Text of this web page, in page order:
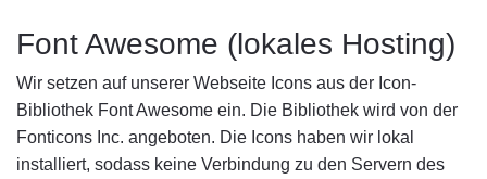
Font Awesome (lokales Hosting)
Wir setzen auf unserer Webseite Icons aus der Icon-
Bibliothek Font Awesome ein. Die Bibliothek wird von der
Fonticons Inc. angeboten. Die Icons haben wir lokal
installiert, sodass keine Verbindung zu den Servern des